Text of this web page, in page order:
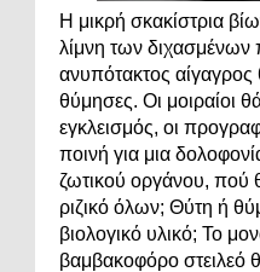
Η μικρή σκακίστρια
λίμνη των
ανυπότακτος αίγαγρος
θύμησες. Οι μοιραίοι
εγκλεισμός, οι
ποινή για μια
ζωτικού οργάνου, πού
ριζικό όλων; Θύτη ή
βιολογικό υλικό; Το
βαμβακοφόρο στειλεό